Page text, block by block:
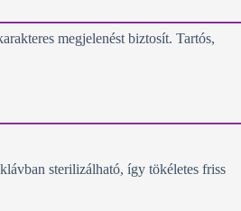
megjelenést biztosít. Tartós,
sterilizálható, így tökéletes friss